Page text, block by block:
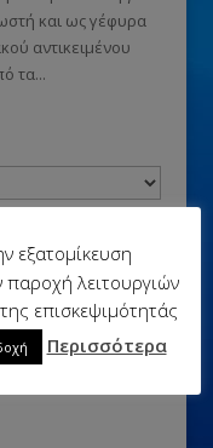
και ως γέφυρα
αντικειμένου
τα...
εξατομίκευση
παροχή λειτουργιών
επισκεψιμότητάς
Περισσότερα